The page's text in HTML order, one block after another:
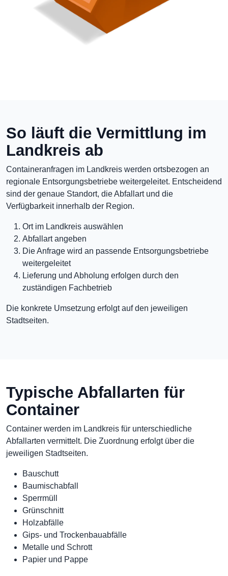
So läuft die Vermittlung im
Landkreis ab
Containeranfragen im Landkreis werden ortsbezogen an
regionale Entsorgungsbetriebe weitergeleitet. Entscheidend
sind der genaue Standort, die Abfallart und die
Verfügbarkeit innerhalb der Region.
Ort im Landkreis auswählen
Abfallart angeben
Die Anfrage wird an passende Entsorgungsbetriebe
weitergeleitet
Lieferung und Abholung erfolgen durch den
zuständigen Fachbetrieb
Die konkrete Umsetzung erfolgt auf den jeweiligen
Stadtseiten.
Typische Abfallarten für
Container
Container werden im Landkreis für unterschiedliche
Abfallarten vermittelt. Die Zuordnung erfolgt über die
jeweiligen Stadtseiten.
Bauschutt
Baumischabfall
Sperrmüll
Grünschnitt
Holzabfälle
Gips- und Trockenbauabfälle
Metalle und Schrott
Papier und Pappe